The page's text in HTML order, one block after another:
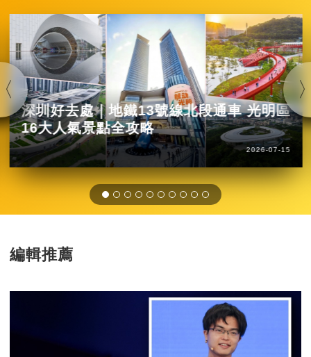
深圳好去處｜地鐵13號線北段通車 光明區
16大人氣景點全攻略
2026-07-15
編輯推薦